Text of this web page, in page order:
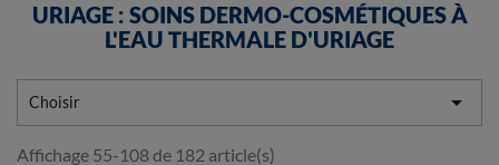
URIAGE : SOINS DERMO-COSMÉTIQUES À
L'EAU THERMALE D'URIAGE
Choisir 
Affichage 55-108 de 182 article(s)